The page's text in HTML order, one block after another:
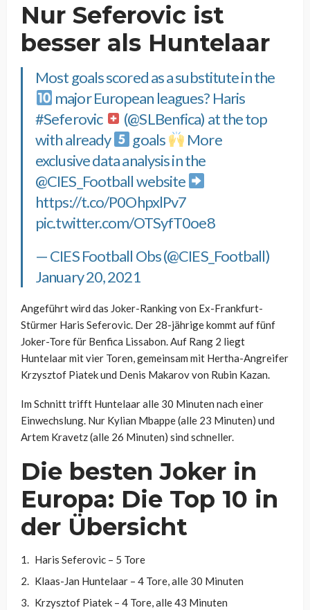
Nur Seferovic ist
besser als Huntelaar
Most goals scored as a substitute in the
major European leagues? Haris
#Seferovic
(@SLBenfica) at the top
with already
goals
More
exclusive data analysis in the
@CIES_Footballwebsite
https://t.co/P0OhpxlPv7
pic.twitter.com/OTSyfT0oe8
— CIES Football Obs (@CIES_Football)
January 20, 2021
Angeführt wird das Joker-Ranking von Ex-Frankfurt-
Stürmer Haris Seferovic. Der 28-jährige kommt auf fünf
Joker-Tore für Benfica Lissabon. Auf Rang 2 liegt
Huntelaar mit vier Toren, gemeinsam mit Hertha-Angreifer
Krzysztof Piatek und Denis Makarov von Rubin Kazan.
Im Schnitt trifft Huntelaar alle 30 Minuten nach einer
Einwechslung. Nur Kylian Mbappe (alle 23 Minuten) und
Artem Kravetz (alle 26 Minuten) sind schneller.
Die besten Joker in
Europa: Die Top 10 in
der Übersicht
Haris Seferovic – 5 Tore
Klaas-Jan Huntelaar – 4 Tore, alle 30 Minuten
Krzysztof Piatek – 4 Tore, alle 43 Minuten